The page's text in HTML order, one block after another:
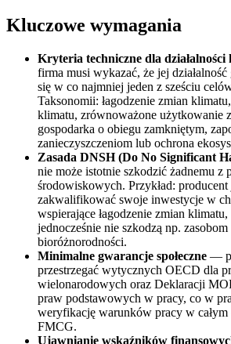
Kluczowe wymagania
Kryteria techniczne dla
firma musi wykazać, że jej
się w co najmniej jeden z sześciu
Taksonomii: łagodzenie zmian
klimatu, zrównoważone użytkowanie
gospodarka o obiegu zamkniętym,
zanieczyszczeniom lub ochrona
Zasada DNSH (Do No Significant
nie może istotnie szkodzić żadnemu z
środowiskowych. Przykład:
zakwalifikować swoje inwestycje w
wspierające łagodzenie zmian
jednocześnie nie szkodzą np.
bioróżnorodności.
Minimalne gwarancje społeczne —
przestrzegać wytycznych OECD dla
wielonarodowych oraz Deklaracji
praw podstawowych w pracy, co w
weryfikację warunków pracy w całym
FMCG.
Ujawnianie wskaźników